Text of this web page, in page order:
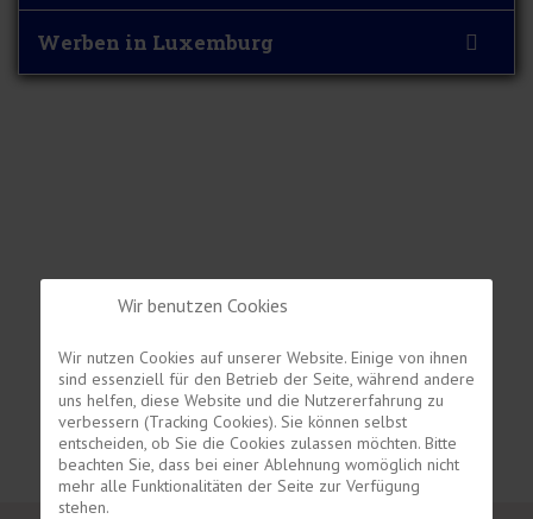
Werben in Luxemburg
Wir benutzen Cookies
Wir nutzen Cookies auf unserer Website. Einige von ihnen
sind essenziell für den Betrieb der Seite, während andere
uns helfen, diese Website und die Nutzererfahrung zu
verbessern (Tracking Cookies). Sie können selbst
entscheiden, ob Sie die Cookies zulassen möchten. Bitte
beachten Sie, dass bei einer Ablehnung womöglich nicht
mehr alle Funktionalitäten der Seite zur Verfügung
stehen.